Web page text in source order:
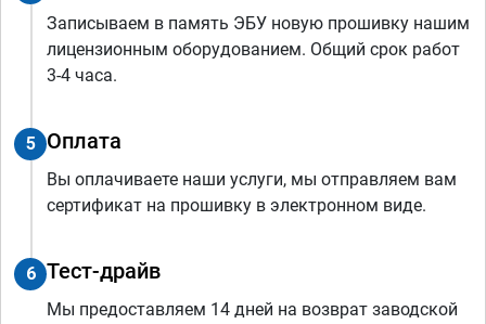
Записываем в память ЭБУ новую прошивку нашим
лицензионным оборудованием. Общий срок работ
3-4 часа.
5 Оплата
Вы оплачиваете наши услуги, мы отправляем вам
сертификат на прошивку в электронном виде.
6 Тест-драйв
Мы предоставляем 14 дней на возврат заводской